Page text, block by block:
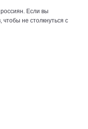
Если вы
не столкнуться с